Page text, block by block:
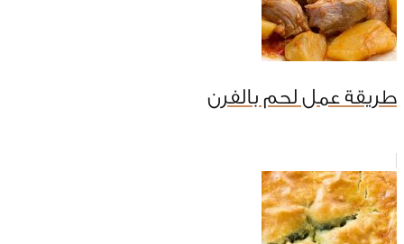
طريقة عمل لحم بالفرن